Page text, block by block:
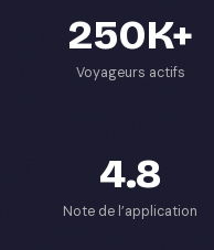
250K+
Voyageurs actifs
4.8
Note de l’application